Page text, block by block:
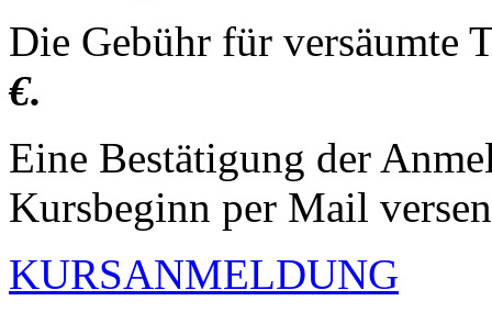
Die Gebühr für versäumte
€.
Eine Bestätigung der
Kursbeginn per Mail
KURSANMELDUNG